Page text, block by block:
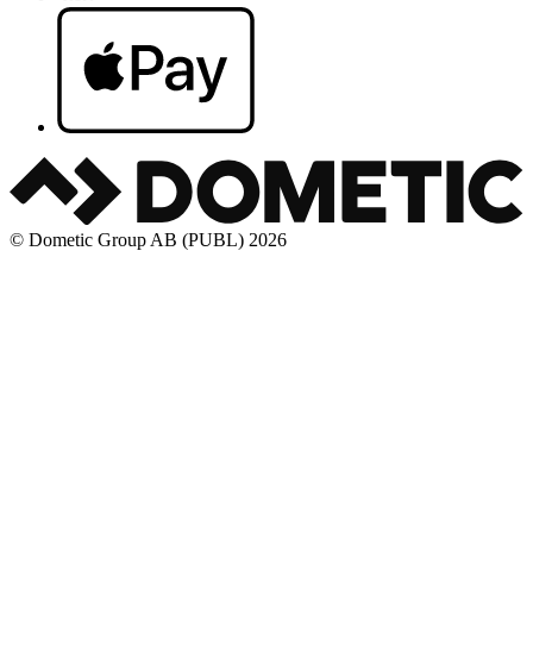
© Dometic Group AB (PUBL) 2026